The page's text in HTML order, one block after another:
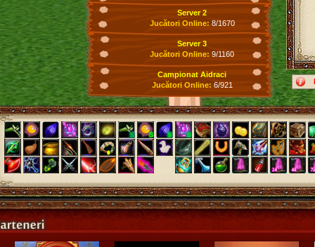
Server 2
Jucători Online: 8/1670
Server 3
Jucători Online: 9/1160
Campionat Aidraci
Jucători Online: 6/921